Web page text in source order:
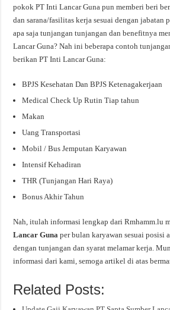
pokok PT Inti Lancar Guna pun memberi beri
dan sarana/fasilitas kerja sesuai dengan jabatan
apa saja tunjangan tunjangan dan benefitnya
Lancar Guna? Nah ini beberapa contoh
berikan PT Inti Lancar Guna:
BPJS Kesehatan Dan BPJS Ketenagakerjaan
Medical Check Up Rutin Tiap tahun
Makan
Uang Transportasi
Mobil / Bus Jemputan Karyawan
Intensif Kehadiran
THR (Tunjangan Hari Raya)
Bonus Akhir Tahun
Nah, itulah informasi lengkap dari Rmhamm.lu
Lancar Gunaper bulan karyawan sesuai posisi
dengan tunjangan dan syarat melamar kerja.
informasi dari kami, semoga artikel di atas
Related Posts: